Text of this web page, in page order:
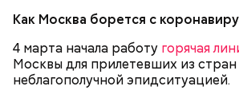
Как Москва борется с
4 марта начала работу горячая
Москвы для прилетевших из стран
неблагополучной эпидситуацией.
Святитель Николай дожил до
скончался в середине IV века. По